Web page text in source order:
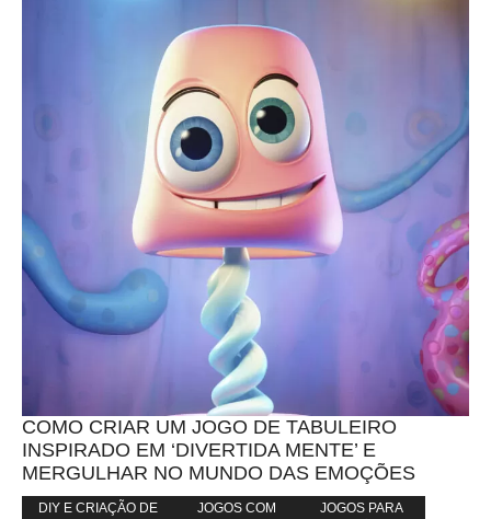
COMO CRIAR UM JOGO DE TABULEIRO
INSPIRADO EM ‘DIVERTIDA MENTE’ E
MERGULHAR NO MUNDO DAS EMOÇÕES
DIY E CRIAÇÃO DE
JOGOS COM
JOGOS PARA